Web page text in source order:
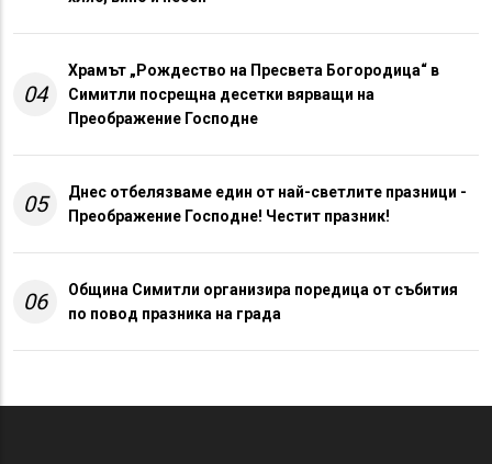
04
Храмът „Рождество на Пресвета Богородица“ в
Симитли посрещна десетки вярващи на
Преображение Господне
05
Днес отбелязваме един от най-светлите празници -
Преображение Господне! Честит празник!
06
Община Симитли организира поредица от събития
по повод празника на града